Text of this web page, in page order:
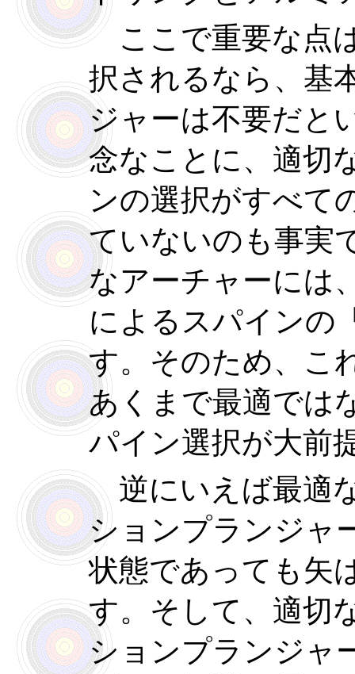
ここで重要な点
択されるなら、基
ジャーは不要だと
念なことに、適切
ンの選択がすべて
ていないのも事実
なアーチャーには
によるスパインの
す。そのため、こ
あくまで最適では
パイン選択が大前
逆にいえば最適
ションプランジャ
状態であっても矢
す。そして、適切
ションプランジャ